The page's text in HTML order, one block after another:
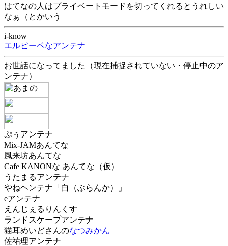
はてなの人はプライベートモードを切ってくれるとうれしい
なぁ（とかいう
i-know
エルピーベなアンテナ
お世話になってました（現在捕捉されていない・停止中のア
ンテナ）
ぷぅアンテナ
Mix-JAMあんてな
風来坊あんてな
Cafe KANONな あんてな（仮）
うたまるアンテナ
やねヘンテナ「白（ぶらんか）」
eアンテナ
えんじぇるりんくす
ランドスケープアンテナ
猫耳めいどさんのなつみかん
佐祐理アンテナ